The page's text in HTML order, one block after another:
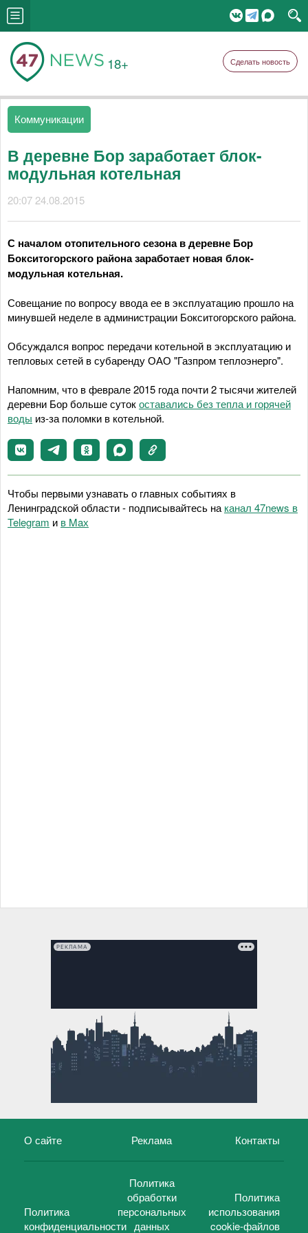
18+ Сделать новость
Коммуникации
В деревне Бор заработает блок-
модульная котельная
20:07 24.08.2015
С началом отопительного сезона в деревне Бор
Бокситогорского района заработает новая блок-
модульная котельная.
Совещание по вопросу ввода ее в эксплуатацию прошло на
минувшей неделе в администрации Бокситогорского района.
Обсуждался вопрос передачи котельной в эксплуатацию и
тепловых сетей в субаренду ОАО "Газпром теплоэнерго".
Напомним, что в феврале 2015 года почти 2 тысячи жителей
деревни Бор больше сутокоставались без тепла и горячей
воды из-за поломки в котельной.
Чтобы первыми узнавать о главных событиях в
Ленинградской области - подписывайтесь на канал 47news в
Telegram и в Maх
РЕКЛАМА
О сайте Реклама Контакты
Политика
конфиденциальности
Политика
обработки
персональных
данных
Политика
использования
cookie-файлов